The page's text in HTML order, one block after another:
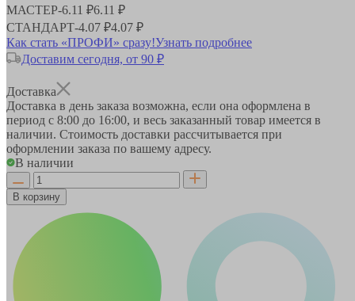
МАСТЕР-6.11 ₽6.11 ₽
СТАНДАРТ-4.07 ₽4.07 ₽
Как стать «ПРОФИ» сразу!Узнать подробнее
Доставим сегодня, от 90 ₽
Доставка
Доставка в день заказа возможна, если она оформлена в
период с 8:00 до 16:00, и весь заказанный товар имеется в
наличии. Стоимость доставки рассчитывается при
оформлении заказа по вашему адресу.
В наличии
В корзину